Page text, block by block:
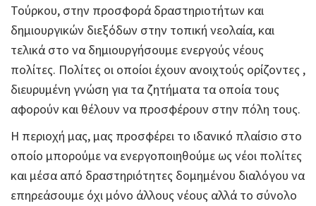
Τούρκου, στην προσφορά δραστηριοτήτων και
δημιουργικών διεξόδων στην τοπική νεολαία, και
τελικά στο να δημιουργήσουμε ενεργούς νέους
πολίτες. Πολίτες οι οποίοι έχουν ανοιχτούς ορίζοντες ,
διευρυμένη γνώση για τα ζητήματα τα οποία τους
αφορούν και θέλουν να προσφέρουν στην πόλη τους.
Η περιοχή μας, μας προσφέρει το ιδανικό πλαίσιο στο
οποίο μπορούμε να ενεργοποιηθούμε ως νέοι πολίτες
και μέσα από δραστηριότητες δομημένου διαλόγου να
επηρεάσουμε όχι μόνο άλλους νέους αλλά το σύνολο